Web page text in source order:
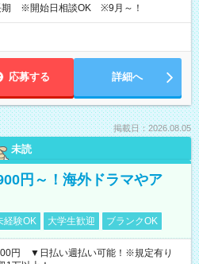
期 ※開始日相談OK ※9月～！
応募する 詳細へ
掲載日：2026.08.05
未読
円～！海外ドラマやア
経験OK 大学生歓迎 ブランクOK
円 ▼日払い週払い可能！※規定有り